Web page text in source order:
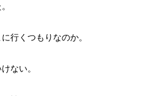
行くつもりなのか。
ない。